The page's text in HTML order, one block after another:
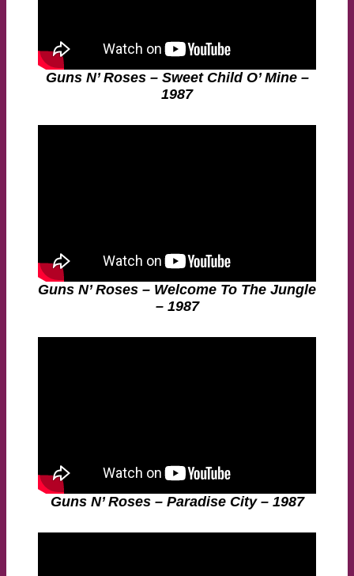
Guns N’ Roses – Sweet Child O’ Mine –
1987
Guns N’ Roses – Welcome To The Jungle
– 1987
Guns N’ Roses – Paradise City – 1987